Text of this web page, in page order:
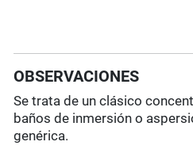
OBSERVACIONES
Se trata de un clásico
baños de inmersión o
genérica.